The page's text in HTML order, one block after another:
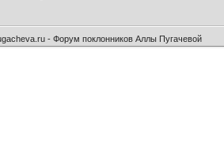
- Форум поклонников Аллы Пугачевой